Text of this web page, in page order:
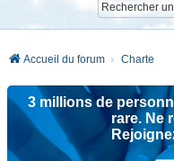
Accueil du forum Charte
3 millions de
rare. Ne